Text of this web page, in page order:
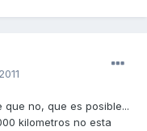
no, que es posible...
kilometros no esta